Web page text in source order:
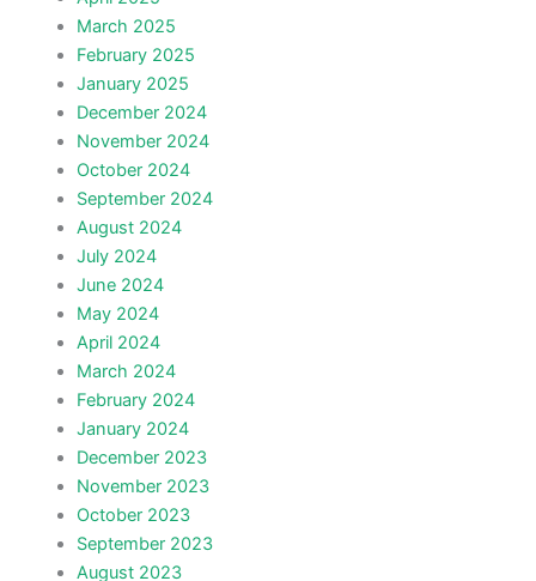
March 2025
February 2025
January 2025
December 2024
November 2024
October 2024
September 2024
August 2024
July 2024
June 2024
May 2024
April 2024
March 2024
February 2024
January 2024
December 2023
November 2023
October 2023
September 2023
August 2023